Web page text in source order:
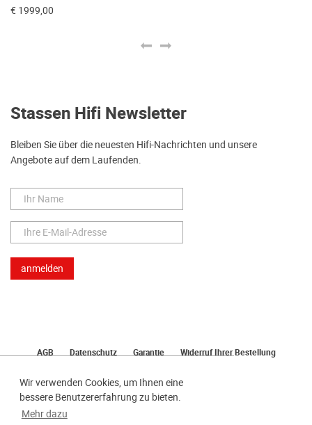
Wir verwenden Cookies, um Ihnen eine
bessere Benutzererfahrung zu bieten.
Mehr dazu
€ 1999,00
Stassen Hifi Newsletter
Bleiben Sie über die neuesten Hifi-Nachrichten und unsere
Angebote auf dem Laufenden.
AGB Datenschutz Garantie
Widerruf Ihrer Bestellung